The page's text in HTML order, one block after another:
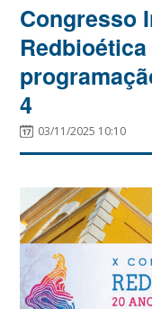
Congresso
4
03/11/2025 10:10